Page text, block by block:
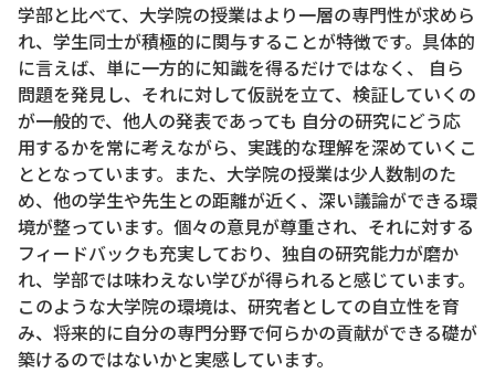
学部と比べて、大学院の授業はより一層の専門性が求めら
れ、学生同士が積極的に関与することが特徴です。具体的
に言えば、単に一方的に知識を得るだけではなく、 自ら
問題を発見し、それに対して仮説を立て、検証していくの
が一般的で、他人の発表であっても 自分の研究にどう応
用するかを常に考えながら、実践的な理解を深めていくこ
ととなっています。また、大学院の授業は少人数制のた
め、他の学生や先生との距離が近く、深い議論ができる環
境が整っています。個々の意見が尊重され、それに対する
フィードバックも充実しており、独自の研究能力が磨か
れ、学部では味わえない学びが得られると感じています。
このような大学院の環境は、研究者としての自立性を育
み、将来的に自分の専門分野で何らかの貢献ができる礎が
築けるのではないかと実感しています。